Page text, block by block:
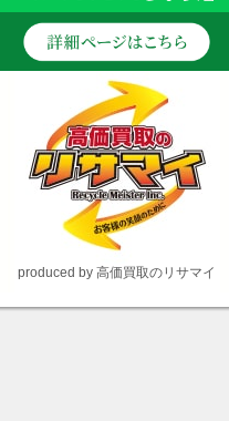
produced by 高価買取のリサマイ